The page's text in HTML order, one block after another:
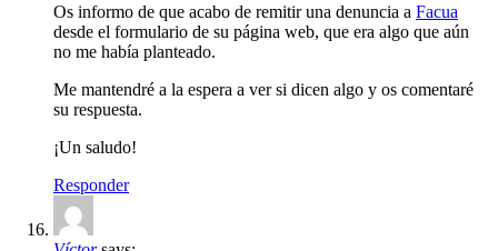
Os informo de que acabo de remitir una denuncia a Facua
desde el formulario de su página web, que era algo que aún
no me había planteado.
Me mantendré a la espera a ver si dicen algo y os comentaré
su respuesta.
¡Un saludo!
Responder